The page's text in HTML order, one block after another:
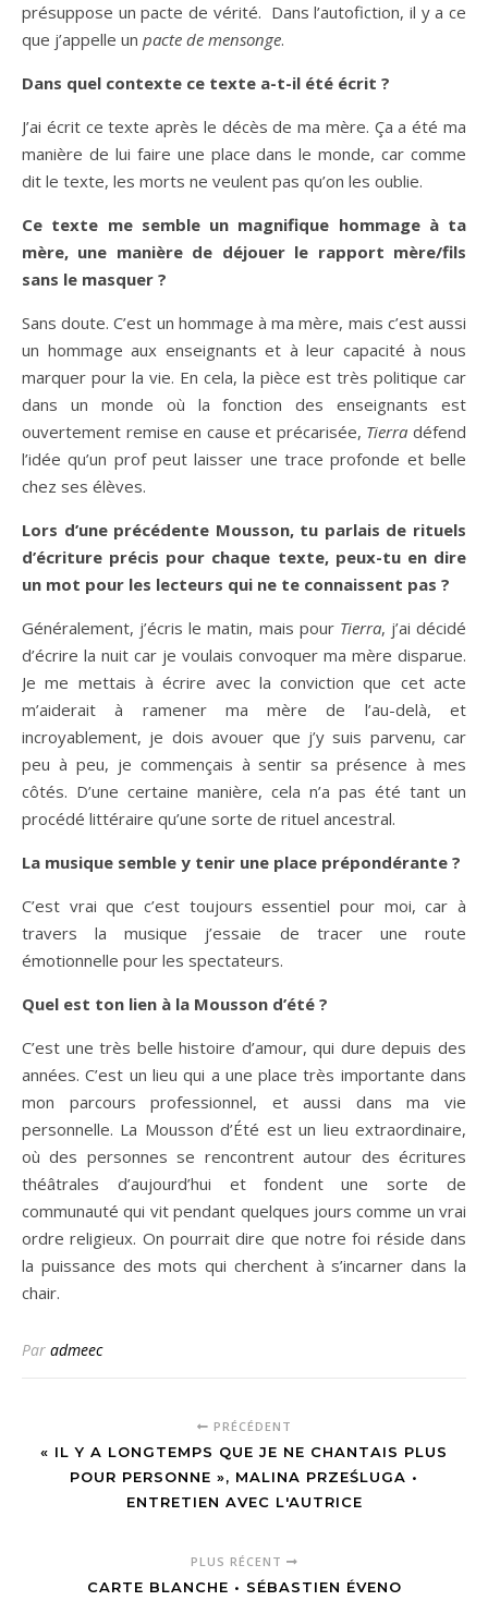
présuppose un pacte de vérité. Dans l’autofiction, il y a ce
que j’appelle un pacte de mensonge.
Dans quel contexte ce texte a-t-il été écrit ?
J’ai écrit ce texte après le décès de ma mère. Ça a été ma
manière de lui faire une place dans le monde, car comme
dit le texte, les morts ne veulent pas qu’on les oublie.
Ce texte me semble un magnifique hommage à ta
mère, une manière de déjouer le rapport mère/fils
sans le masquer ?
Sans doute. C’est un hommage à ma mère, mais c’est aussi
un hommage aux enseignants et à leur capacité à nous
marquer pour la vie. En cela, la pièce est très politique car
dans un monde où la fonction des enseignants est
ouvertement remise en cause et précarisée, Tierra défend
l’idée qu’un prof peut laisser une trace profonde et belle
chez ses élèves.
Lors d’une précédente Mousson, tu parlais de rituels
d’écriture précis pour chaque texte, peux-tu en dire
un mot pour les lecteurs qui ne te connaissent pas ?
Généralement, j’écris le matin, mais pour Tierra, j’ai décidé
d’écrire la nuit car je voulais convoquer ma mère disparue.
Je me mettais à écrire avec la conviction que cet acte
m’aiderait à ramener ma mère de l’au-delà, et
incroyablement, je dois avouer que j’y suis parvenu, car
peu à peu, je commençais à sentir sa présence à mes
côtés. D’une certaine manière, cela n’a pas été tant un
procédé littéraire qu’une sorte de rituel ancestral.
La musique semble y tenir une place prépondérante ?
C’est vrai que c’est toujours essentiel pour moi, car à
travers la musique j’essaie de tracer une route
émotionnelle pour les spectateurs.
Quel est ton lien à la Mousson d’été ?
C’est une très belle histoire d’amour, qui dure depuis des
années. C’est un lieu qui a une place très importante dans
mon parcours professionnel, et aussi dans ma vie
personnelle. La Mousson d’Été est un lieu extraordinaire,
où des personnes se rencontrent autour des écritures
théâtrales d’aujourd’hui et fondent une sorte de
communauté qui vit pendant quelques jours comme un vrai
ordre religieux. On pourrait dire que notre foi réside dans
la puissance des mots qui cherchent à s’incarner dans la
chair.
Par admeec
PRÉCÉDENT
« IL Y A LONGTEMPS QUE JE NE CHANTAIS PLUS
POUR PERSONNE », MALINA PRZEŚLUGA •
ENTRETIEN AVEC L'AUTRICE
PLUS RÉCENT
CARTE BLANCHE • SÉBASTIEN ÉVENO